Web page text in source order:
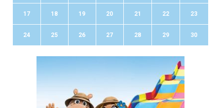
17 18 19 20 21 22 23
24 25 26 27 28 29 30